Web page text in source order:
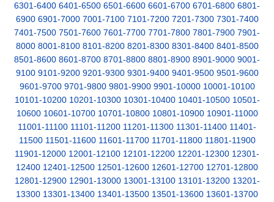
6301-6400 6401-6500 6501-6600 6601-6700 6701-6800 6801-
6900 6901-7000 7001-7100 7101-7200 7201-7300 7301-7400
7401-7500 7501-7600 7601-7700 7701-7800 7801-7900 7901-
8000 8001-8100 8101-8200 8201-8300 8301-8400 8401-8500
8501-8600 8601-8700 8701-8800 8801-8900 8901-9000 9001-
9100 9101-9200 9201-9300 9301-9400 9401-9500 9501-9600
9601-9700 9701-9800 9801-9900 9901-10000 10001-10100
10101-10200 10201-10300 10301-10400 10401-10500 10501-
10600 10601-10700 10701-10800 10801-10900 10901-11000
11001-11100 11101-11200 11201-11300 11301-11400 11401-
11500 11501-11600 11601-11700 11701-11800 11801-11900
11901-12000 12001-12100 12101-12200 12201-12300 12301-
12400 12401-12500 12501-12600 12601-12700 12701-12800
12801-12900 12901-13000 13001-13100 13101-13200 13201-
13300 13301-13400 13401-13500 13501-13600 13601-13700